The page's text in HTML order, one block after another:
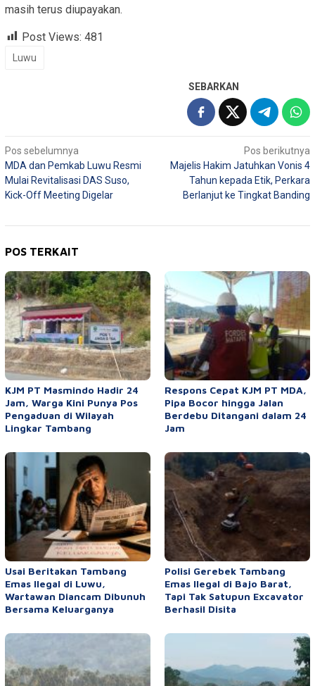
masih terus diupayakan.
Post Views: 481
Luwu
SEBARKAN
Navigasi
pos
Pos sebelumnya
MDA dan Pemkab Luwu Resmi
Mulai Revitalisasi DAS Suso,
Kick-Off Meeting Digelar
Pos berikutnya
Majelis Hakim Jatuhkan Vonis 4
Tahun kepada Etik, Perkara
Berlanjut ke Tingkat Banding
POS TERKAIT
KJM PT Masmindo Hadir 24
Jam, Warga Kini Punya Pos
Pengaduan di Wilayah
Lingkar Tambang
Respons Cepat KJM PT MDA,
Pipa Bocor hingga Jalan
Berdebu Ditangani dalam 24
Jam
Usai Beritakan Tambang
Emas Ilegal di Luwu,
Wartawan Diancam Dibunuh
Bersama Keluarganya
Polisi Gerebek Tambang
Emas Ilegal di Bajo Barat,
Tapi Tak Satupun Excavator
Berhasil Disita